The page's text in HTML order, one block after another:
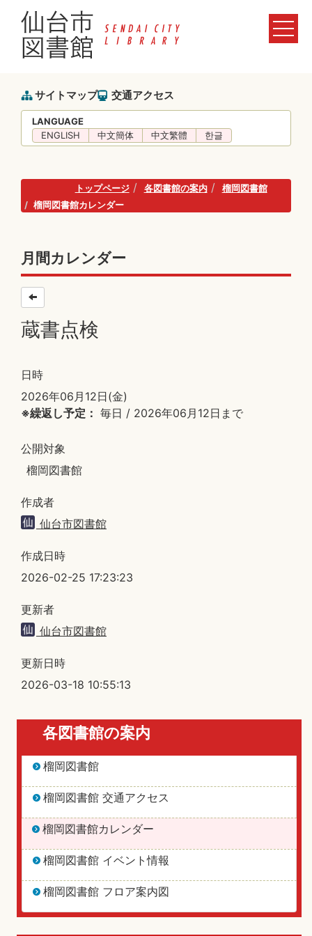
サイトマップ 交通アクセス
LANGUAGE
ENGLISH
中文簡体 中文繁體 한글
トップページ 各図書館の案内
榴岡図書館
榴岡図書館カレンダー
月間カレンダー
蔵書点検
日時
2026年06月12日(金)
※繰返し予定： 毎日 / 2026年06月12日まで
公開対象
榴岡図書館
作成者
仙台市図書館
作成日時
2026-02-25 17:23:23
更新者
仙台市図書館
更新日時
2026-03-18 10:55:13
各図書館の案内
榴岡図書館
榴岡図書館 交通アクセス
榴岡図書館カレンダー
榴岡図書館 イベント情報
榴岡図書館 フロア案内図